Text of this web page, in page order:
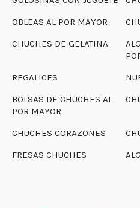
OBLEAS AL POR MAYOR
CHUCHES DE GELATINA
REGALICES
BOLSAS DE CHUCHES AL
POR MAYOR
CHUCHES CORAZONES
FRESAS CHUCHES